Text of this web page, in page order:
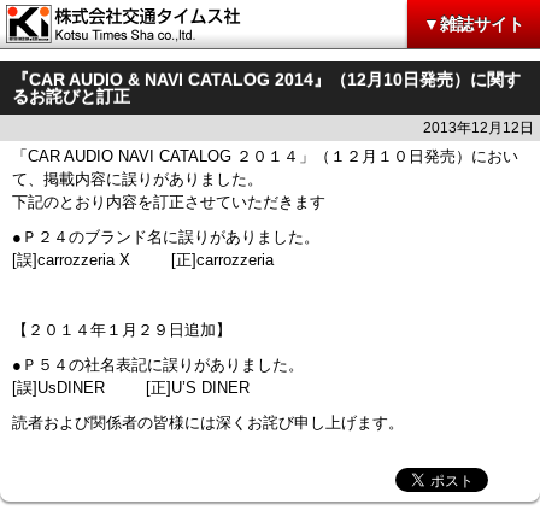
▼雑誌サイト
『CAR AUDIO & NAVI CATALOG 2014』（12月10日発売）に関す
るお詫びと訂正
2013年12月12日
「CAR AUDIO NAVI CATALOG ２０１４」（１２月１０日発売）におい
て、掲載内容に誤りがありました。
下記のとおり内容を訂正させていただきます
●Ｐ２４のブランド名に誤りがありました。
[誤]carrozzeria X [正]carrozzeria
【２０１４年１月２９日追加】
●Ｐ５４の社名表記に誤りがありました。
[誤]UsDINER [正]U’S DINER
読者および関係者の皆様には深くお詫び申し上げます。